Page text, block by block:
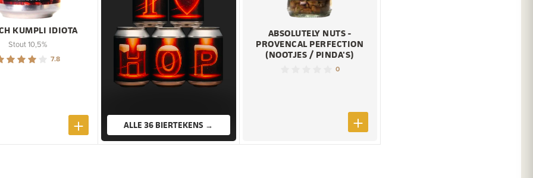
KUMPLI IDIOTA
Stout 10,5%
7.8
ALLE 36 BIERTEKENS →
ABSOLUTELY NUTS -
PROVENCAL PERFECTION
(NOOTJES / PINDA'S)
0